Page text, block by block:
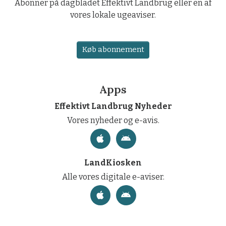
Abonner på dagbladet Effektivt Landbrug eller en af
vores lokale ugeaviser.
Køb abonnement
Apps
Effektivt Landbrug Nyheder
Vores nyheder og e-avis.
LandKiosken
Alle vores digitale e-aviser.